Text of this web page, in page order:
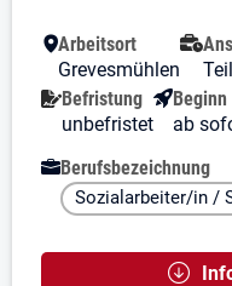
Besondere
Arbeitsort
Grevesmühlen
Befristung
unbefristet
Beginn
ab
Berufsbezeichnung
Sozialarbeiter/in /